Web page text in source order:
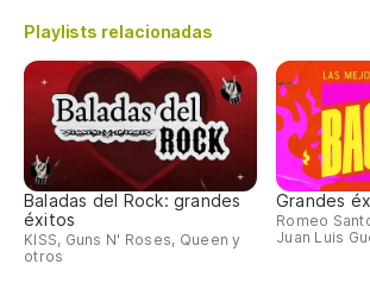
Playlists relacionadas
Baladas del Rock: grandes
éxitos
KISS, Guns N' Roses, Queen y
otros
Grandes
Romeo
Juan Luis